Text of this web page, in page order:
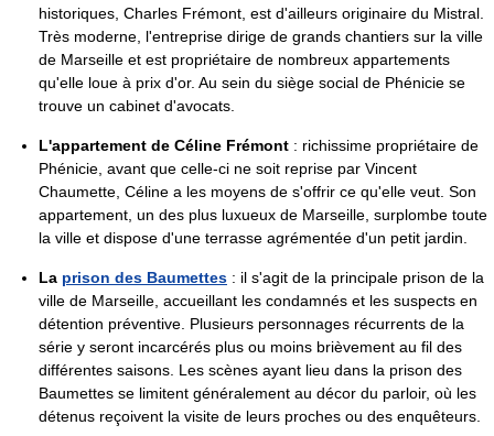
historiques, Charles Frémont, est d'ailleurs originaire du Mistral.
Très moderne, l'entreprise dirige de grands chantiers sur la ville
de Marseille et est propriétaire de nombreux appartements
qu'elle loue à prix d'or. Au sein du siège social de Phénicie se
trouve un cabinet d'avocats.
L'appartement de Céline Frémont : richissime propriétaire de
Phénicie, avant que celle-ci ne soit reprise par Vincent
Chaumette, Céline a les moyens de s'offrir ce qu'elle veut. Son
appartement, un des plus luxueux de Marseille, surplombe toute
la ville et dispose d'une terrasse agrémentée d'un petit jardin.
La prison des Baumettes : il s'agit de la principale prison de la
ville de Marseille, accueillant les condamnés et les suspects en
détention préventive. Plusieurs personnages récurrents de la
série y seront incarcérés plus ou moins brièvement au fil des
différentes saisons. Les scènes ayant lieu dans la prison des
Baumettes se limitent généralement au décor du parloir, où les
détenus reçoivent la visite de leurs proches ou des enquêteurs.